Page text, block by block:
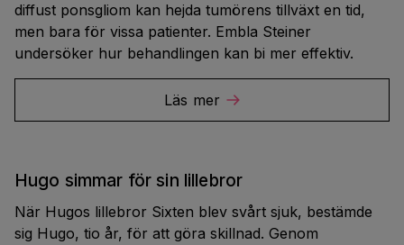
diffust ponsgliom kan hejda tumörens tillväxt en tid,
men bara för vissa patienter. Embla Steiner
undersöker hur behandlingen kan bi mer effektiv.
Läs mer
Hugo simmar för sin lillebror
När Hugos lillebror Sixten blev svårt sjuk, bestämde
sig Hugo, tio år, för att göra skillnad. Genom